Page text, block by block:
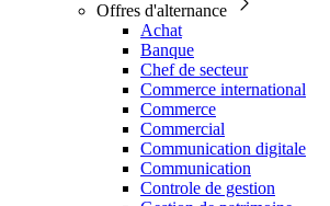
Offres d'alternance
Achat
Banque
Chef de secteur
Commerce international
Commerce
Commercial
Communication digitale
Communication
Controle de gestion